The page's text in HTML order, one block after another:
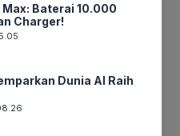
Max: Baterai 10.000
Charger!
Dunia AI Raih